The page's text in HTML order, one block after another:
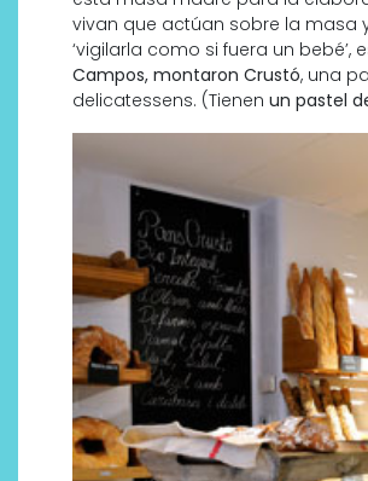
vivan que actúan sobre la masa
‘vigilarla como si fuera un
Campos, montaron Crustó, una
delicatessens. (Tienen un pastel